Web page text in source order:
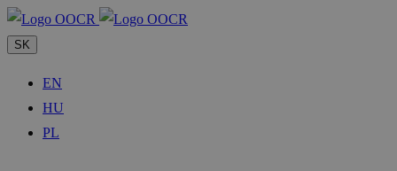
SK
EN
HU
PL